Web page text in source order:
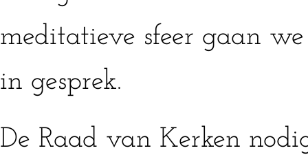
meditatieve sfeer gaan
in gesprek.
De Raad van Kerken